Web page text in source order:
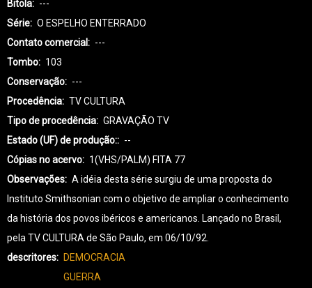
Bitola
---
Série
O ESPELHO ENTERRADO
Contato comercial
---
Tombo
103
Conservação
---
Procedência
TV CULTURA
Tipo de procedência
GRAVAÇÃO TV
Estado (UF) de produção:
--
Cópias no acervo
1(VHS/PALM) FITA 77
Observações
A idéia desta série surgiu de uma proposta do
Instituto Smithsonian com o objetivo de ampliar o conhecimento
da história dos povos ibéricos e americanos. Lançado no Brasil,
pela TV CULTURA de São Paulo, em 06/10/92.
descritores
DEMOCRACIA
GUERRA